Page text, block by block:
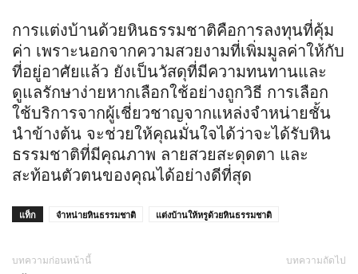
การแต่งบ้านด้วยหินธรรมชาติคือการลงทุนที่คุ้ม
ค่า เพราะนอกจากความสวยงามที่เพิ่มมูลค่าให้กับ
ที่อยู่อาศัยแล้ว ยังเป็นวัสดุที่มีความทนทานและ
ดูแลรักษาง่ายหากเลือกใช้อย่างถูกวิธี การเลือก
ใช้บริการจากผู้เชี่ยวชาญจากแหล่งจำหน่ายชั้น
นำข้างต้น จะช่วยให้คุณมั่นใจได้ว่าจะได้รับหิน
ธรรมชาติที่มีคุณภาพ ลายสวยสะดุดตา และ
สะท้อนตัวตนของคุณได้อย่างดีที่สุด
แท็ก จำหน่ายหินธรรมชาติ แต่งบ้านให้หรูด้วยหินธรรมชาติ
บทความก่อนหน้านี้ บทความถัดไป